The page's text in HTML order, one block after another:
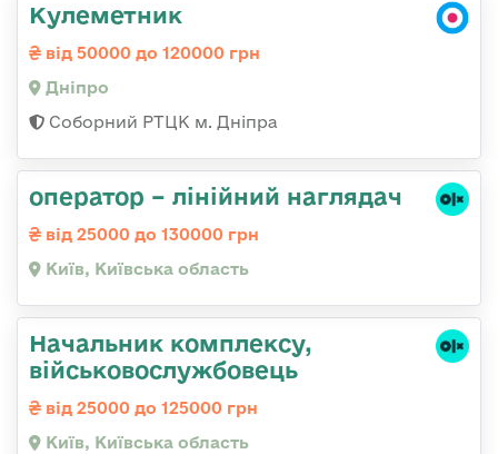
Кулеметник
від 50000 до 120000 грн
Дніпро
Соборний РТЦК м. Дніпра
оператор – лінійний наглядач
від 25000 до 130000 грн
Київ, Київська область
Начальник комплексу,
військовослужбовець
від 25000 до 125000 грн
Київ, Київська область